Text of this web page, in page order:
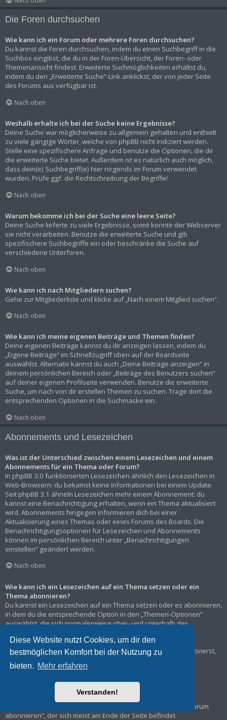
Diese Website nutzt Cookies, um dir den
bestmöglichen Komfort bei der Nutzung zu
bieten. Mehr erfahren
Verstanden!
Die Foren durchsuchen
Wie kann ich ein Forum oder mehrere Foren durchsuchen?
Du kannst die Foren durchsuchen, indem du einen Suchbegriff in die
Suchbox eingibst, die du in der Foren-Übersicht, der Foren- oder
Themenansicht findest. Erweiterte Suchmöglichkeiten erhältst du,
indem du den „Erweiterte Suche“-Link anklickst, der von jeder Seite
des Forums aus verfügbar ist.
Nach oben
Weshalb erhalte ich bei der Suche keine Ergebnisse?
Deine Suche war möglicherweise zu allgemein gehalten und enthielt
zu viele gängige Wörter, welche von phpBB nicht indiziert werden.
Stelle eine spezifischere Anfrage und benutze die Optionen, die dir
die erweiterte Suche bietet. Außerdem ist es natürlich auch möglich,
dass dein(e) Suchbegriff(e) hier nirgends im Forum verwendet
wurden. Prüfe ggf. die Rechtschreibung der Begriffe!
Nach oben
Warum bekomme ich bei der Suche eine leere Seite?
Deine Suche lieferte zu viele Ergebnisse, somit konnte der Webserver
sie nicht verarbeiten. Benutze die erweiterte Suche und gib
spezifischere Suchbegriffe ein oder beschränke die Suche auf
verschiedene Unterforen.
Nach oben
Wie kann ich nach Mitgliedern suchen?
Gehe zur Mitgliederliste und klicke auf „Nach einem Mitglied suchen“.
Nach oben
Wie kann ich meine eigenen Beiträge und Themen finden?
Deine eigenen Beiträge kannst du dir anzeigen lassen, indem du
„Eigene Beiträge“ im Schnellzugriff oben auf der Boardseite
auswählst. Alternativ kannst du auch „Deine Beiträge anzeigen“ in
deinem persönlichen Bereich oder „Beiträge des Benutzers suchen“
auf deiner eigenen Profilseite verwenden. Benutze die erweiterte
Suche, um nach von dir erstellen Themen zu suchen. Trage dort die
entsprechenden Optionen in die Suchmaske ein.
Nach oben
Abonnements und Lesezeichen
Was ist der Unterschied zwischen einem Lesezeichen und einem
Abonnements für ein Thema oder Forum?
In phpBB 3.0 funktionierten Lesezeichen ähnlich den Lesezeichen in
Web-Browsern: du bekamst keine Informationen bei einem Update.
Seit phpBB 3.1 ähneln Lesezeichen mehr einem Abonnement: du
kannst eine Benachrichtigung erhalten, wenn ein Thema aktualisiert
wird. Abonnements hingegen informieren dich bei einer
Aktualisierung eines Themas oder eines Forums des Boards. Die
Benachrichtigungsoptionen für Lesezeichen und Abonnements
können im persönlichen Bereich unter „Benachrichtigungen
einstellen“ geändert werden.
Nach oben
Wie kann ich ein Lesezeichen auf ein Thema setzen oder ein
Thema abonnieren?
Du kannst ein Lesezeichen auf ein Thema setzen oder es abonnieren,
in dem du die entsprechende Option in den „Themen-Optionen“
auswählst, die sich normalerweise ober- und unterhalb des
Wenn du bei der Antwort auf ein Thema die Option „Mich
benachrichtigen, sobald eine Antwort geschrieben wurde“ aktivierst,
Wie kann ich ein Forum abonnieren?
Um ein Forum zu abonnieren, verwende im Forum den Link „Forum
abonnieren“, der sich meist am Ende der Seite befindet.